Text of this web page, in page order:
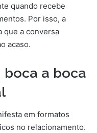
quando recebe
Por isso, a
que a conversa
acaso.
a boca
em formatos
no relacionamento.